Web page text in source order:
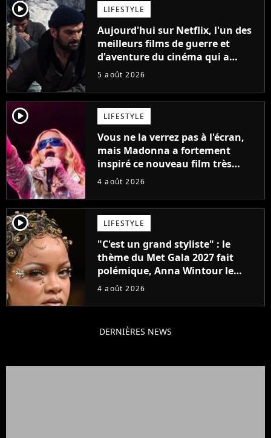
player2 LIFESTYLE
Aujourd'hui sur Netflix, l'un des
meilleurs films de guerre et
d'aventure du cinéma qui a
connu un succès retentissant à
5 août 2026
player2 LIFESTYLE
Vous ne la verrez pas à l'écran,
mais Madonna a fortement
inspiré ce nouveau film très
attendu
4 août 2026
player2 LIFESTYLE
"C'est un grand styliste" : le
thème du Met Gala 2027 fait
polémique, Anna Wintour le
défend
4 août 2026
DERNIÈRES NEWS